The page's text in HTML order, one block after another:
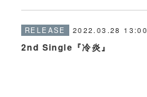
RELEASE 2022.03.28 13:00
2nd Single『冷炎』